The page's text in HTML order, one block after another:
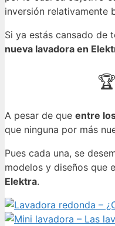
inversión relativamente
Si ya estás cansado de
nueva lavadora en
A pesar de que entre
que ninguna por más
Pues cada una, se
modelos y diseños que
Elektra.